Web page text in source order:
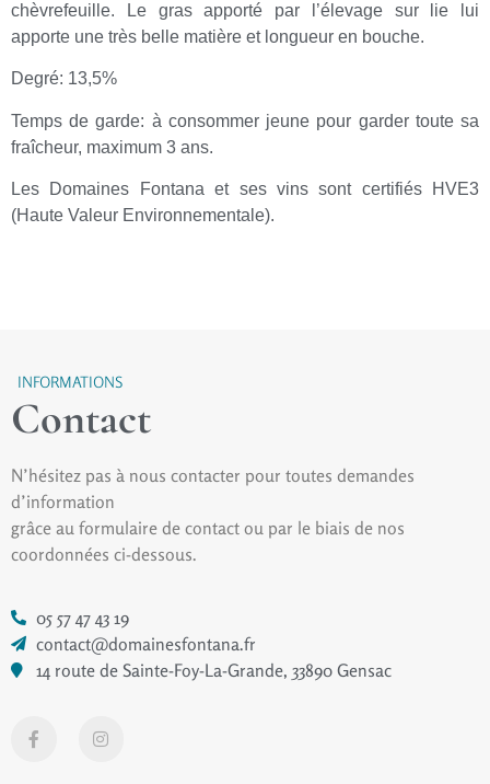
chèvrefeuille. Le gras apporté par l’élevage sur lie lui
apporte une très belle matière et longueur en bouche.
Degré: 13,5%
Temps de garde: à consommer jeune pour garder toute sa
fraîcheur, maximum 3 ans.
Les Domaines Fontana et ses vins sont certifiés HVE3
(Haute Valeur Environnementale).
INFORMATIONS
Contact
N’hésitez pas à nous contacter pour toutes demandes
d’information
grâce au formulaire de contact ou par le biais de nos
coordonnées ci-dessous.
05 57 47 43 19
contact@domainesfontana.fr
14 route de Sainte-Foy-La-Grande, 33890 Gensac